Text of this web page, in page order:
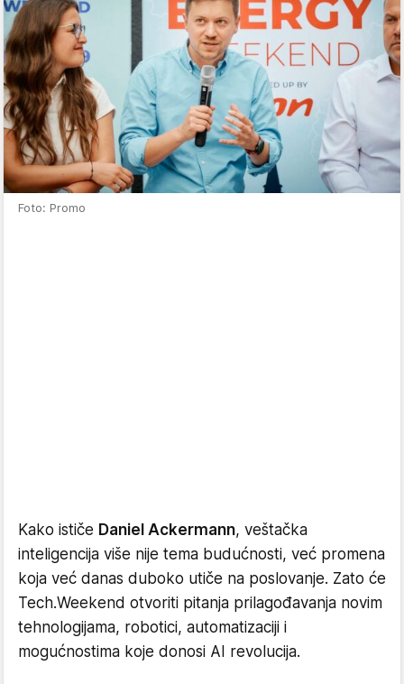
Foto: Promo
Kako ističe Daniel Ackermann, veštačka
inteligencija više nije tema budućnosti, već promena
koja već danas duboko utiče na poslovanje. Zato će
Tech.Weekend otvoriti pitanja prilagođavanja novim
tehnologijama, robotici, automatizaciji i
mogućnostima koje donosi AI revolucija.